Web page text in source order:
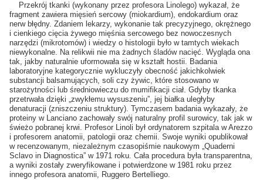
Przekrój tkanki (wykonany przez profesora Linolego) wykazał, że
fragment zawiera mięsień sercowy (miokardium), endokardium oraz
nerw błędny. Zdaniem lekarzy, wykonanie tak precyzyjnego, okrężnego
i cienkiego cięcia żywego mięśnia sercowego bez nowoczesnych
narzędzi (mikrotomów) i wiedzy o histologii było w tamtych wiekach
niewykonalne. Na relikwii nie ma żadnych śladów nacięć. Wygląda ona
tak, jakby naturalnie uformowała się w kształt hostii. Badania
laboratoryjne kategorycznie wykluczyły obecność jakichkolwiek
substancji balsamujących, soli czy żywic, które stosowano w
starożytności lub średniowieczu do mumifikacji ciał. Gdyby tkanka
przetrwała dzięki „zwykłemu wysuszeniu”, jej białka uległyby
denaturacji (zniszczeniu struktury). Tymczasem badania wykazały, że
proteiny w Lanciano zachowały swój naturalny profil surowicy, tak jak w
świeżo pobranej krwi. Profesor Linoli był ordynatorem szpitala w Arezzo
i profesorem anatomii, patologii oraz chemii. Swoje wyniki opublikował
w recenzowanym, niezależnym czasopiśmie naukowym „Quaderni
Sclavo in Diagnostica” w 1971 roku. Cała procedura była transparentna,
a wyniki zostały zweryfikowane i potwierdzone w 1981 roku przez
innego profesora anatomii, Ruggero Bertelliego.